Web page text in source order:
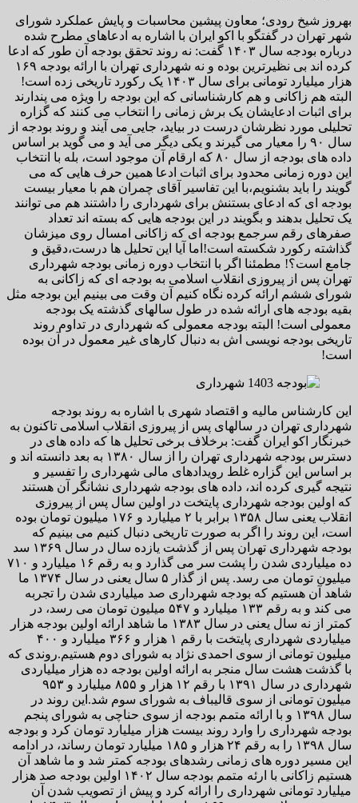
بهروز شیخ رودی؛ معاون پیشین محاسبات و پایش عملکرد شورای
شهر تهران در گفتگو با اکو ایران با اشاره به ادعاهای مطرح شده
درباره بودجه سال ۱۴۰۳ گفت: نه روند تحقق بودجه آن طور که ادعا
کرده اند بی نظیرترین بوده و نه شهرداری تهران با ارائه بودجه ۱۶۹
هزار میلیارد تومانی برای سال ۱۴۰۳ یک رکورد تاریخی زده است!
البته هم زاکانی و هم کارشناسانی که این بودجه را ویژه می پندارند
برای اثبات ادعایشان یک برش زمانی را انتخاب می کنند که گزاره
تحلیلی مورد نظرشان درست در بیاید، جایی می آیند و روند بودجه از
سال ۹۰ را معیار می گیرند و یکی دیگر می آید و می گوید بر اساس
داده های بودجه از سال ۸۰ که ارقام آن موجود است، بله با انتخاب
این دوره زمانی محدود برای اثبات ادعا همین حرف هایی که می
گویند را باید بشنویم،با این تفاسیر آقای چمران هم با معیار بیست
بودجه ای که ادعای بستنش برای شهرداری را داشتند هم می توانند
یک تحلیل بدهند و بگویند در این بودجه هایی که بسته اند تعداد
صفرهای رقم سرجمع بودجه ای که زاکانی امسال روی میزشان
گذاشته رکورد شکسته است!اما آیا این تحلیل ها درست،دقیق و
جامع است؟! مطمئنا اگر با انتخاب دوره زمانی بودجه شهرداری
تهران پس از پیروزی انقلاب اسلامی به بودجه ای که زاکانی به
شورای ششم ارائه کرده نگاه کنیم آن وقت می بینیم این بودجه مثل
بقیه بودجه های ارائه شده در طول سالهای گذشته یک بودجه
معمولی است! البته بودجه معمولی که شهرداری در تداوم روند
تاریخی بودجه نویسی اش به دنبال کارهای غیر معمول در آن بوده
است!
این کارشناس مالیه و اقتصاد شهری با اشاره به روند بودجه
شهرداری تهران در سالهای پس از پیروزی انقلاب اسلامی تاکنون به
خبرنگار اکو ایران گفت: برخلاف برخی تحلیل ها که داده های در
دسترس بودجه شهرداری تهران را از سال ۱۳۸۰ به بعد دانسته اند و
بر اساس این گزاره غلط رویدادهای مالی شهرداری را تفسیر و
نتیجه گیری کرده اند، داده های بودجه شهرداری نشانگر آن هستند
که اولین بودجه شهرداری پایتخت در اولین سال پس از پیروزی
انقلاب یعنی سال ۱۳۵۸ برابر با ۲ میلیارد و ۱۷۶ میلیون تومان بوده
است، این روند را اگر به صورت تاریخی دنبال کنیم می بینیم که
بودجه شهرداری تهران پس از گذشت یازده سال در سال ۱۳۶۹ سد
ده میلیاردی شدن را پشت سر می گذارد و به رقم ۱۶ میلیارد و ۷۱۰
میلیون تومان می رسد. پس از گذار ۵ سال یعنی در سال ۱۳۷۴ ما
شاهد آن هستیم که بودجه شهرداری صد میلیاردی شدن را تجربه
می کند و به رقم ۱۳۳ میلیارد و ۵۴۷ میلیون تومان می رسد، در
کمتر از نه سال یعنی در سال ۱۳۸۳ ما شاهد ارائه اولین بودجه هزار
میلیاردی شهرداری پایتخت با رقم ۱ هزار و ۳۶۶ میلیارد و ۴۰۰
میلیون تومانی از سوی احمدی نژاد به شورای دوم هستیم.روندی که
با گذشت هشت سال منجر به ارائه اولین بودجه ده هزار میلیاردی
شهرداری در سال ۱۳۹۱ با رقم ۱۲ هزار و ۸۵۵ میلیارد و ۹۵۳
میلیون تومانی از سوی قالیباف به شورای سوم شد.این روند در
سال ۱۳۹۸ و با ارائه متمم بودجه از سوی حناچی به شورای پنجم
بودجه شهرداری را وارد روند بیست هزار میلیارد تومان کرد و بودجه
سال ۱۳۹۸ را به رقم ۲۴ هزار و ۱۸۵ میلیارد تومان رساند، در ادامه
این مسیر دوره های زمانی رشدهای بودجه کمتر شد و ما شاهد آن
هستیم زاکانی با ارئه متمم بودجه سال ۱۴۰۲ اولین بودجه صد هزار
میلیارد تومانی شهرداری را ارائه کرد و پیش از تصویب شدن آن